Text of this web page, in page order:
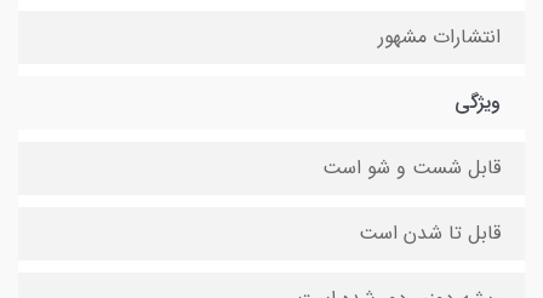
انتشارات مشهور
ویژگی
قابل شست و شو است
قابل تا شدن است